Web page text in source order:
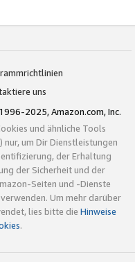
uns
2025, Amazon.com, Inc.
und ähnliche Tools
nur, um Dir Dienstleistungen
der Erhaltung
der Sicherheit und der
Seiten und -Dienste
Um mehr darüber
lies bitte die Hinweise
.